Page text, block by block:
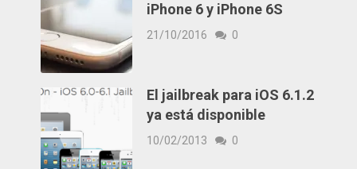
iPhone 6 y iPhone 6S
21/10/2016 0
El jailbreak para iOS 6.1.2
ya está disponible
10/02/2013 0